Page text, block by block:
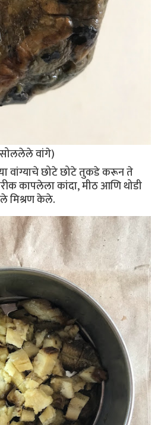
वांगे)
वांग्याचे छोटे छोटे तुकडे करून ते
कापलेला कांदा, मीठ आणि थोडी
मिश्रण केले.